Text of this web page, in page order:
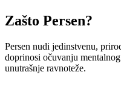
Zašto Persen?
Persen nudi jedinstvenu,
doprinosi očuvanju
unutrašnje ravnoteže.